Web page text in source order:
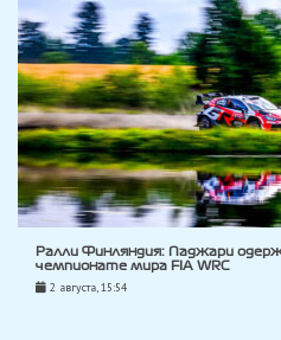
Ралли Финляндия: Паджари
чемпионате мира FIA WRC
2 августа, 15:54